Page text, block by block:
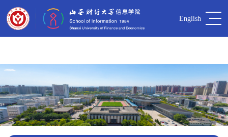
中国·yl9193永利【集团】官方网站-Officials
Website
English